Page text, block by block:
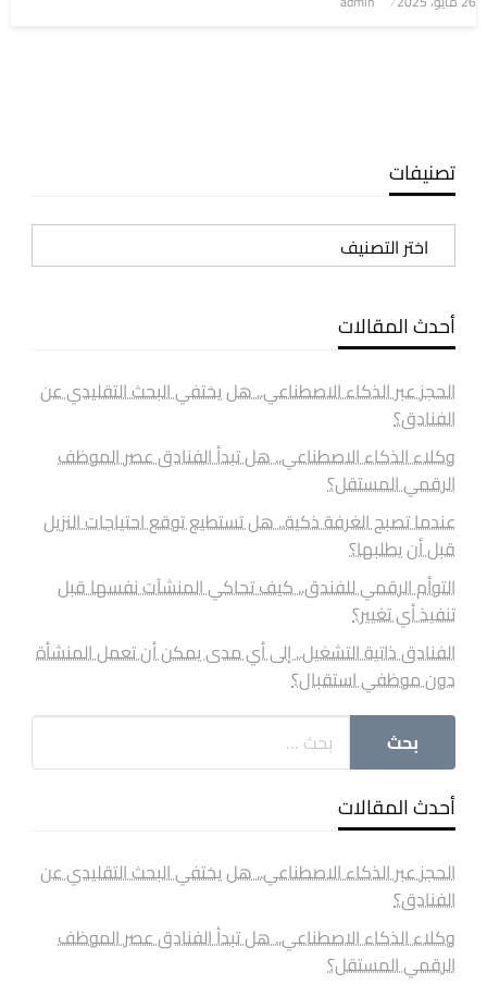
تصنيفات
تصنيفات
أحدث المقالات
الحجز عبر الذكاء الاصطناعي.. هل يختفي البحث التقليدي عن
الفنادق؟
وكلاء الذكاء الاصطناعي.. هل تبدأ الفنادق عصر الموظف
الرقمي المستقل؟
عندما تصبح الغرفة ذكية.. هل تستطيع توقع احتياجات النزيل
قبل أن يطلبها؟
التوأم الرقمي للفندق.. كيف تحاكي المنشآت نفسها قبل
تنفيذ أي تغيير؟
الفنادق ذاتية التشغيل.. إلى أي مدى يمكن أن تعمل المنشأة
دون موظفي استقبال؟
أحدث المقالات
الحجز عبر الذكاء الاصطناعي.. هل يختفي البحث التقليدي عن
الفنادق؟
وكلاء الذكاء الاصطناعي.. هل تبدأ الفنادق عصر الموظف
الرقمي المستقل؟